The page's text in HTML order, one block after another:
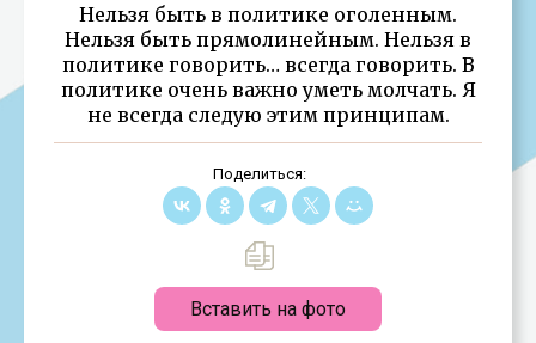
Нельзя быть в политике оголенным.
Нельзя быть прямолинейным. Нельзя в
политике говорить… всегда говорить. В
политике очень важно уметь молчать. Я
не всегда следую этим принципам.
Поделиться:
Вставить на фото